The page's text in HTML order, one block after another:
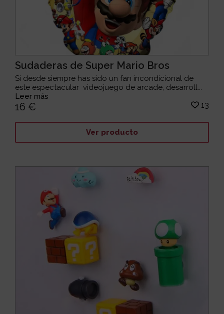
Sudaderas de Super Mario Bros
Si desde siempre has sido un fan incondicional de
este espectacular videojuego de arcade, desarroll...
Leer más
16 € 13
Ver producto